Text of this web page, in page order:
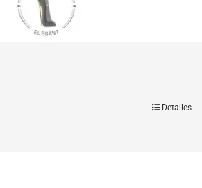
Detalles